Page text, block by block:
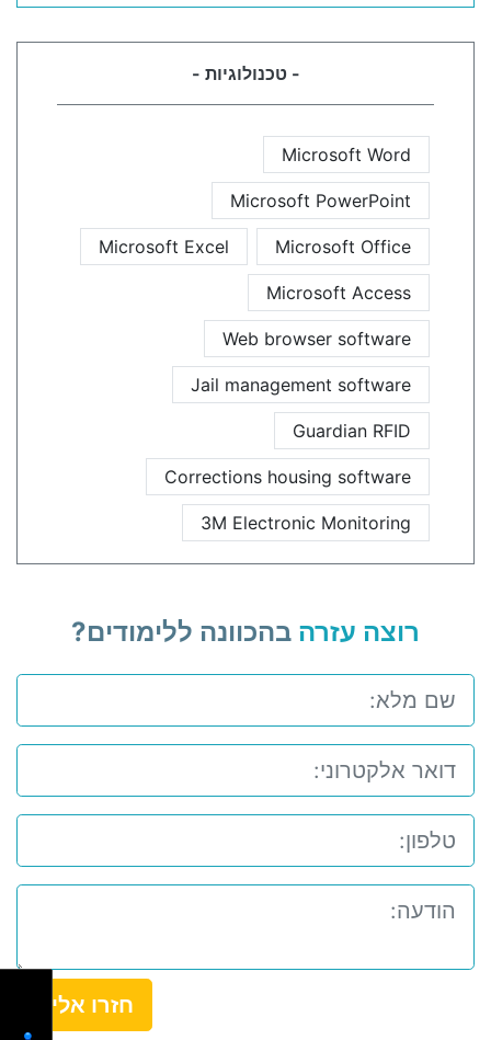
- טכנולוגיות -
Microsoft Word
Microsoft PowerPoint
Microsoft Office
Microsoft Excel
Microsoft Access
Web browser software
Jail management software
Guardian RFID
Corrections housing software
3M Electronic Monitoring
רוצה עזרה בהכוונה ללימודים?
חזרו אלי